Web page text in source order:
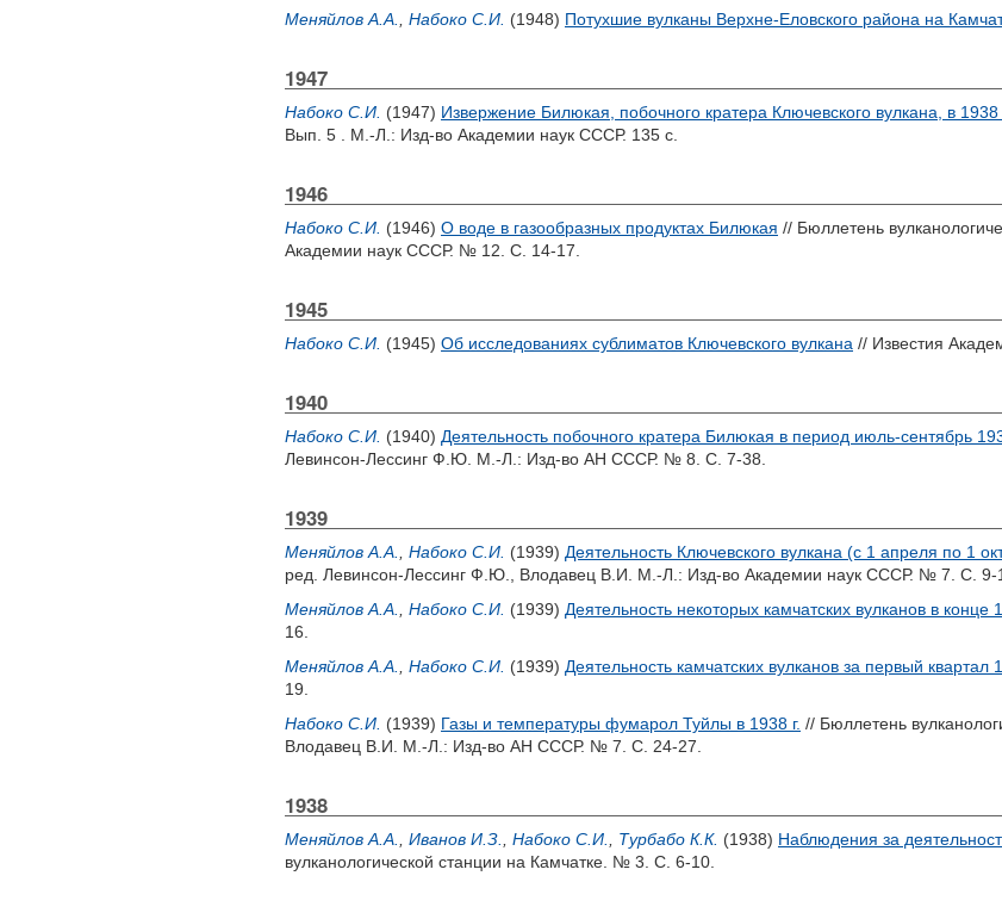
Меняйлов А.А. Набоко С.И. (1948) Потухшие вулканы Верхне-Еловского района на
1947
Набоко С.И. (1947) Извержение Билюкая, побочного кратера Ключевского вулкана, в 1938
Вып. 5 . М.-Л.: Изд-во Академии наук СССР. 135 с.
1946
Набоко С.И. (1946) О воде в газообразных продуктах Билюкая // Бюллетень
Академии наук СССР. № 12. С. 14-17.
1945
Набоко С.И. (1945) Об исследованиях сублиматов Ключевского вулкана // Известия
1940
Набоко С.И. (1940) Деятельность побочного кратера Билюкая в период июль-сентябрь
Левинсон-Лессинг Ф.Ю. М.-Л.: Изд-во АН СССР. № 8. С. 7-38.
1939
Меняйлов А.А. Набоко С.И. (1939) Деятельность Ключевского вулкана (с 1 апреля по 1
ред. Левинсон-Лессинг Ф.Ю. Влодавец В.И.
М.-Л.: Изд-во Академии наук СССР. № 7. С. 9-
Меняйлов А.А.
Набоко С.И. (1939) Деятельность некоторых камчатских вулканов в конце
16.
Меняйлов А.А.
Набоко С.И. (1939) Деятельность камчатских вулканов за первый квартал
19.
Набоко С.И. (1939) Газы и температуры фумарол Туйлы в 1938 г. // Бюллетень
Влодавец В.И.
М.-Л.: Изд-во АН СССР. № 7. С. 24-27.
1938
Меняйлов А.А. Иванов И.З. Набоко С.И. Турбабо К.К. (1938) Наблюдения за
вулканологической станции на Камчатке. № 3. С. 6-10.